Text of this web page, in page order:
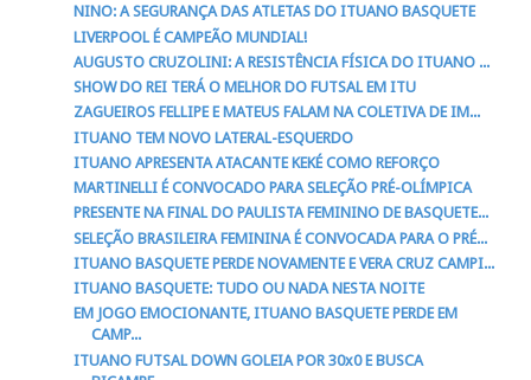
NINO: A SEGURANÇA DAS ATLETAS DO ITUANO BASQUETE
LIVERPOOL É CAMPEÃO MUNDIAL!
AUGUSTO CRUZOLINI: A RESISTÊNCIA FÍSICA DO ITUANO ...
SHOW DO REI TERÁ O MELHOR DO FUTSAL EM ITU
ZAGUEIROS FELLIPE E MATEUS FALAM NA COLETIVA DE IM...
ITUANO TEM NOVO LATERAL-ESQUERDO
ITUANO APRESENTA ATACANTE KEKÉ COMO REFORÇO
MARTINELLI É CONVOCADO PARA SELEÇÃO PRÉ-OLÍMPICA
PRESENTE NA FINAL DO PAULISTA FEMININO DE BASQUETE...
SELEÇÃO BRASILEIRA FEMININA É CONVOCADA PARA O PRÉ...
ITUANO BASQUETE PERDE NOVAMENTE E VERA CRUZ CAMPI...
ITUANO BASQUETE: TUDO OU NADA NESTA NOITE
EM JOGO EMOCIONANTE, ITUANO BASQUETE PERDE EM
CAMP...
ITUANO FUTSAL DOWN GOLEIA POR 30x0 E BUSCA